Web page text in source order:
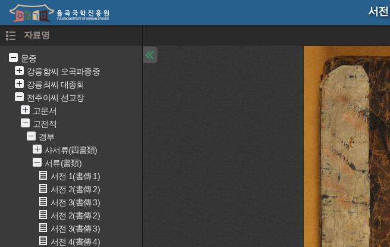
서
자료명
문중
강릉함씨 오곡파종중
강릉최씨 대종회
전주이씨 선교장
고문서
고전적
경부
사서류(四書類)
서류(書類)
서전 1(書傳 1)
서전 2(書傳 2)
서전 3(書傳 3)
서전 2(書傳 2)
서전 3(書傳 3)
서전 4(書傳 4)